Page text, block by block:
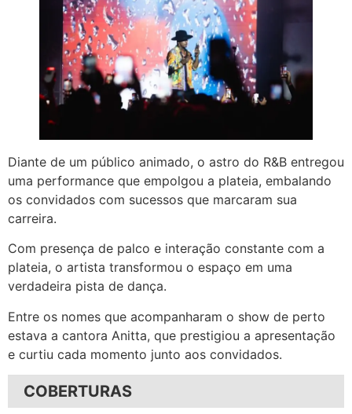
Diante de um público animado, o astro do R&B entregou
uma performance que empolgou a plateia, embalando
os convidados com sucessos que marcaram sua
carreira.
Com presença de palco e interação constante com a
plateia, o artista transformou o espaço em uma
verdadeira pista de dança.
Entre os nomes que acompanharam o show de perto
estava a cantora Anitta, que prestigiou a apresentação
e curtiu cada momento junto aos convidados.
COBERTURAS